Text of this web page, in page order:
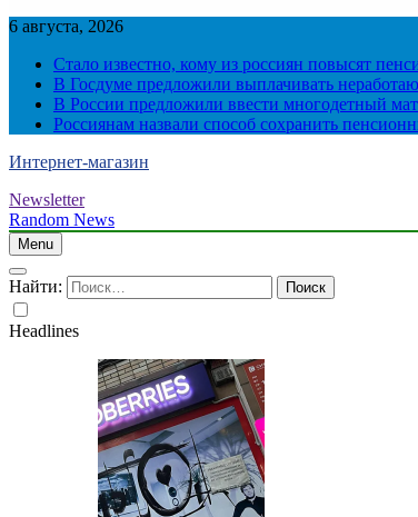
6 августа, 2026
Стало известно, кому из россиян повысят
В Госдуме предложили выплачивать
В России предложили ввести многодетный
Россиянам назвали способ сохранить
Интернет-магазин
Newsletter
Random News
Menu
Найти:
Headlines